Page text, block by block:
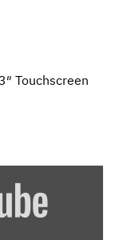
Touchscreen